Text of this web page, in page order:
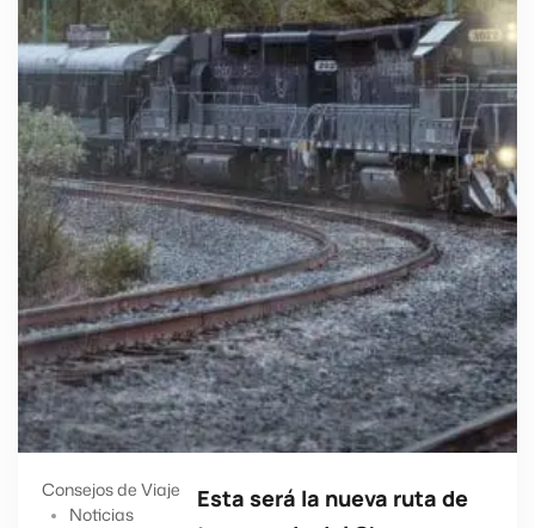
Consejos de Viaje
Noticias
Esta será la nueva ruta de